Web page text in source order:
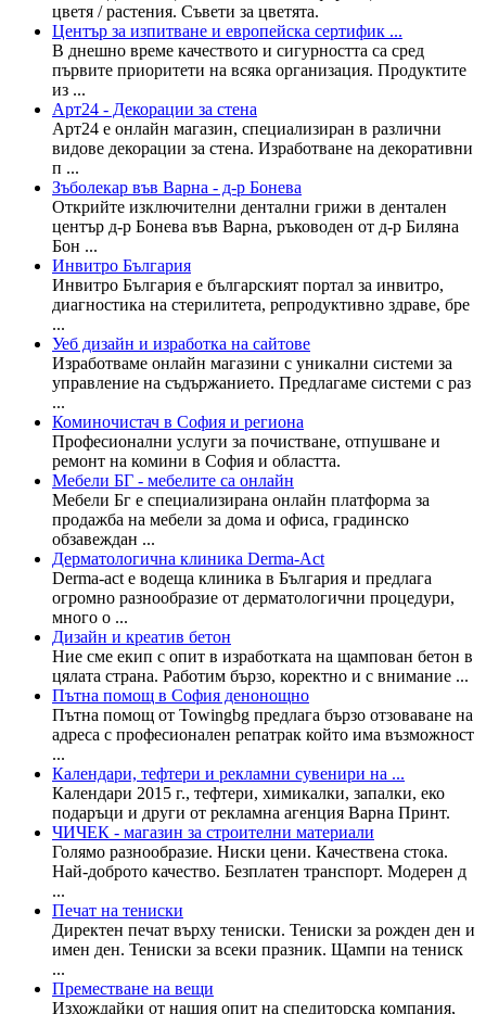
цветя / растения. Съвети за цветята.
Център за изпитване и европейска сертифик ...
В днешно време качеството и сигурността са сред
първите приоритети на всяка организация. Продуктите
из ...
Арт24 - Декорации за стена
Арт24 е онлайн магазин, специализиран в различни
видове декорации за стена. Изработване на декоративни
п ...
Зъболекар във Варна - д-р Бонева
Открийте изключителни дентални грижи в дентален
център д-р Бонева във Варна, ръководен от д-р Биляна
Бон ...
Инвитро България
Инвитро България e българският портал за инвитро,
диагностика на стерилитета, репродуктивно здраве, бре
...
Уеб дизайн и изработка на сайтове
Изработваме онлайн магазини с уникални системи за
управление на съдържанието. Предлагаме системи с раз
...
Коминочистач в София и региона
Професионални услуги за почистване, отпушване и
ремонт на комини в София и областта.
Мебели БГ - мебелите са онлайн
Мебели Бг е специализирана онлайн платформа за
продажба на мебели за дома и офиса, градинско
обзавеждан ...
Дерматологична клиника Derma-Act
Derma-аct е водеща клиника в България и предлага
огромно разнообразие от дерматологични процедури,
много о ...
Дизайн и креатив бетон
Ние сме екип с опит в изработката на щампован бетон в
цялата страна. Работим бързо, коректно и с внимание ...
Пътна помощ в София денонощно
Пътна помощ от Towingbg предлага бързо отзоваване на
адреса с професионален репатрак който има възможност
...
Календари, тефтери и рекламни сувенири на ...
Календари 2015 г., тефтери, химикалки, запалки, еко
подаръци и други от рекламна агенция Варна Принт.
ЧИЧЕК - магазин за строителни материали
Голямо разнообразие. Ниски цени. Качествена стока.
Най-доброто качество. Безплатен транспорт. Модерен д
...
Печат на тениски
Директен печат върху тениски. Тениски за рожден ден и
имен ден. Тениски за всеки празник. Щампи на тениск
...
Преместване на вещи
Изхождайки от нашия опит на спедиторска компания,